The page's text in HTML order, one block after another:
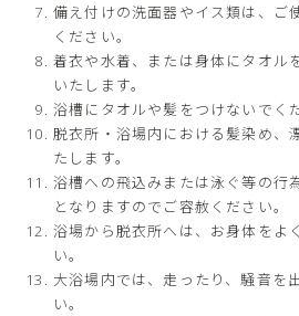
備え付けの洗面器やイス類は、ご
ください。
着衣や水着、または身体にタオル
いたします。
浴槽にタオルや髪をつけないでく
脱衣所・浴場内における髪染め、
たします。
浴槽への飛込みまたは泳ぐ等の行
となりますのでご容赦ください。
浴場から脱衣所へは、お身体をよ
い。
大浴場内では、走ったり、騒音を
い。